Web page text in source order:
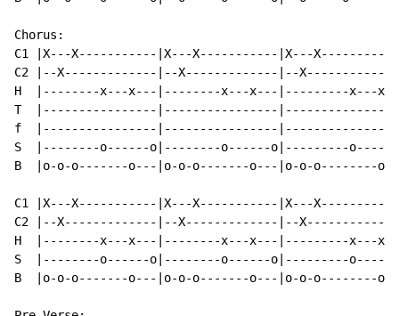
Chorus:
C1 |X---X-----------|X---X-----------|X---
C2 |--X-------------|--X-------------|--
H  |--------x---x---|--------x---x---|---------x---
T  |----------------|----------------|----------------
f  |----------------|----------------
S  |--------o------o|--------o------o|---------o-----
B  |o-o-o-------o---|o-o-o-------o---|o-o-o--------
C1 |X---X-----------|X---X-----------|X---
C2 |--X-------------|--X-------------|--
H  |--------x---x---|--------x---x---|---------x---
S  |--------o------o|--------o------o|---------
B  |o-o-o-------o---|o-o-o-------o---|o-o-o--------